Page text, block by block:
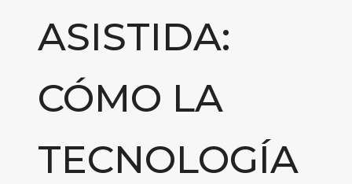
ASISTIDA:
CÓMO LA
TECNOLOGÍA